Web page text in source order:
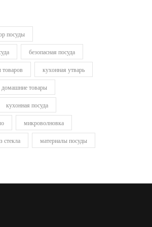
посуды
безопасная посуда
кухонная утварь
домашние товары
кухонная посуда
микроволновка
стекла материалы посуды